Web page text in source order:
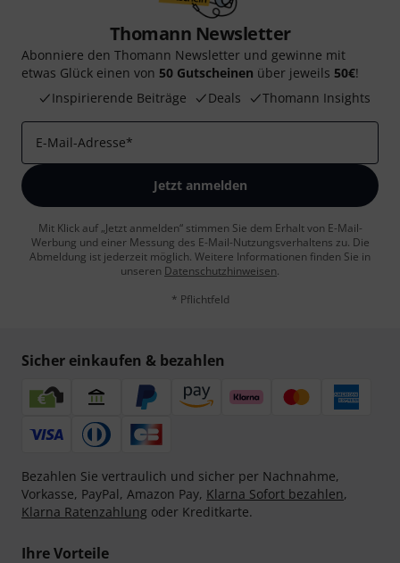
Thomann Newsletter
Abonniere den Thomann Newsletter und gewinne mit
etwas Glück einen von 50 Gutscheinen über jeweils 50€!
Inspirierende Beiträge
Deals Thomann Insights
E-Mail-Adresse*
Jetzt anmelden
Mit Klick auf „Jetzt anmelden“ stimmen Sie dem Erhalt von E-Mail-
Werbung und einer Messung des E-Mail-Nutzungsverhaltens zu. Die
Abmeldung ist jederzeit möglich. Weitere Informationen finden Sie in
unseren Datenschutzhinweisen.
* Pflichtfeld
Sicher einkaufen & bezahlen
Bezahlen Sie vertraulich und sicher per Nachnahme,
Vorkasse, PayPal, Amazon Pay, Klarna Sofort bezahlen,
Klarna Ratenzahlung oder Kreditkarte.
Ihre Vorteile